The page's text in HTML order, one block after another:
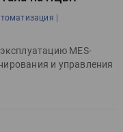
|
MES-
и управления